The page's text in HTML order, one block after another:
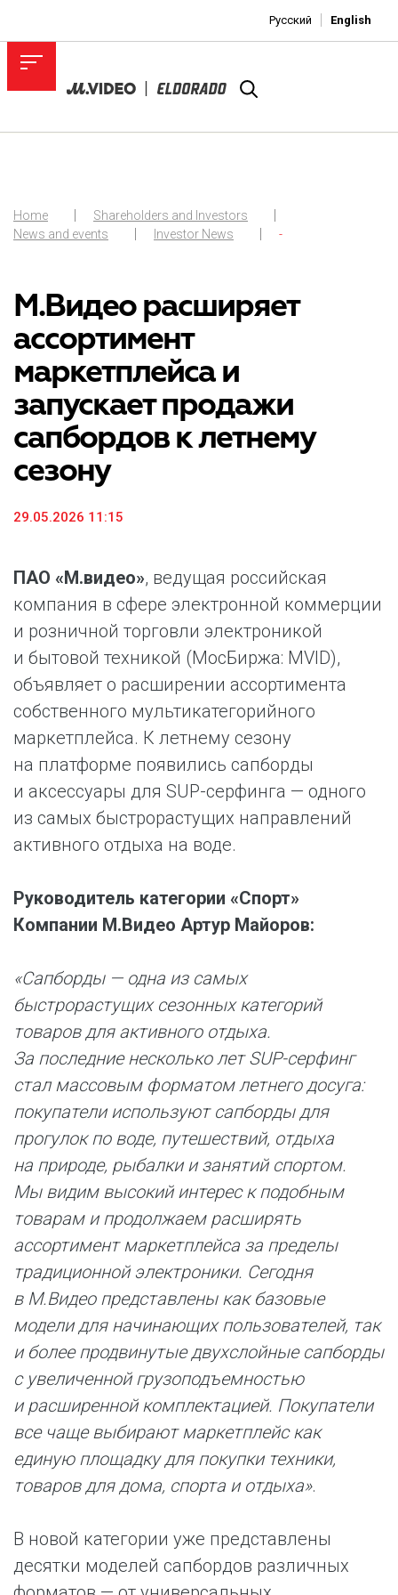
Русский English
Home
Shareholders and Investors
News and events
Investor News -
М.Видео расширяет
ассортимент
маркетплейса и
запускает продажи
сапбордов к летнему
сезону
29.05.2026 11:15
ПАО «М.видео», ведущая российская
компания в сфере электронной коммерции
и розничной торговли электроникой
и бытовой техникой (МосБиржа: MVID),
объявляет о расширении ассортимента
собственного мультикатегорийного
маркетплейса. К летнему сезону
на платформе появились сапборды
и аксессуары для SUP-серфинга — одного
из самых быстрорастущих направлений
активного отдыха на воде.
Руководитель категории «Спорт»
Компании М.Видео Артур Майоров:
«Сапборды — одна из самых
быстрорастущих сезонных категорий
товаров для активного отдыха.
За последние несколько лет SUP-серфинг
стал массовым форматом летнего досуга:
покупатели используют сапборды для
прогулок по воде, путешествий, отдыха
на природе, рыбалки и занятий спортом.
Мы видим высокий интерес к подобным
товарам и продолжаем расширять
ассортимент маркетплейса за пределы
традиционной электроники. Сегодня
в М.Видео представлены как базовые
модели для начинающих пользователей, так
и более продвинутые двухслойные сапборды
с увеличенной грузоподъемностью
и расширенной комплектацией. Покупатели
все чаще выбирают маркетплейс как
единую площадку для покупки техники,
товаров для дома, спорта и отдыха».
В новой категории уже представлены
десятки моделей сапбордов различных